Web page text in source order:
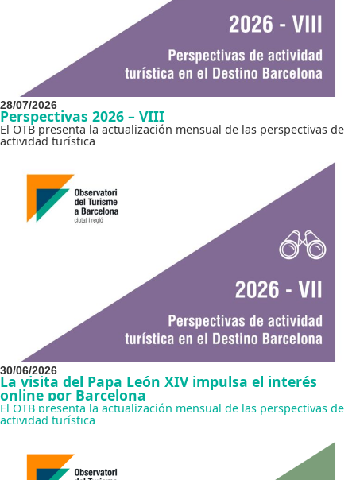
28/07/2026
Perspectivas 2026 – VIII
El OTB presenta la actualización mensual de las perspectivas de
actividad turística
30/06/2026
La visita del Papa León XIV impulsa el interés
online por Barcelona
El OTB presenta la actualización mensual de las perspectivas de
actividad turística